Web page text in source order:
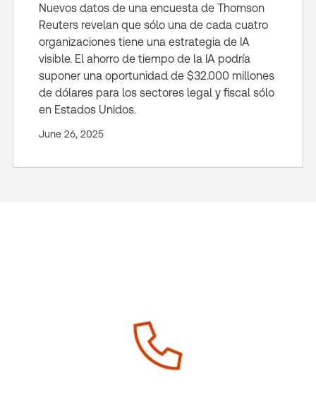
Nuevos datos de una encuesta de Thomson
Reuters revelan que sólo una de cada cuatro
organizaciones tiene una estrategia de IA
visible. El ahorro de tiempo de la IA podría
suponer una oportunidad de $32.000 millones
de dólares para los sectores legal y fiscal sólo
en Estados Unidos.
June 26, 2025